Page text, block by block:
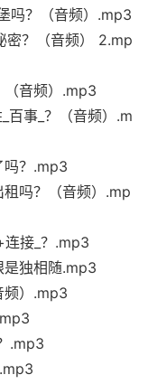
吗？（音频）.mp3
密？（音频） 2.mp
音频）.mp3
百事_？（音频）.m
吗？.mp3
吗？（音频）.mp
接_？.mp3
独相随.mp3
频）.mp3
.mp3